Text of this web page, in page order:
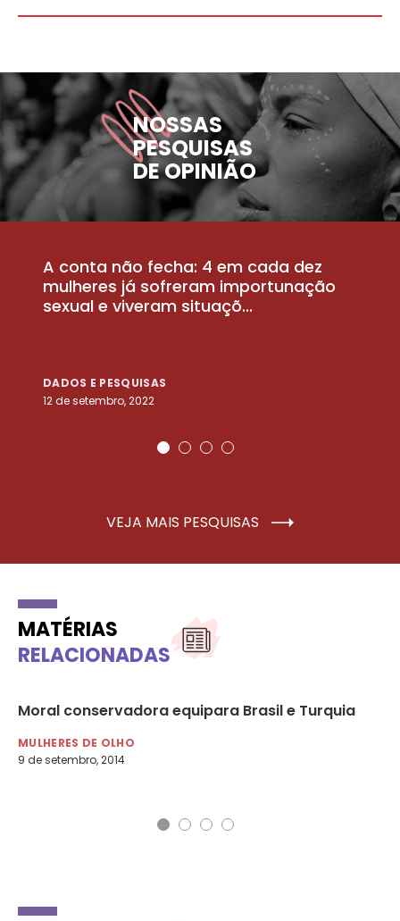
NOSSAS
PESQUISAS
DE OPINIÃO
A conta não fecha: 4 em cada dez
mulheres já sofreram importunação
sexual e viveram situaçõ...
DADOS E PESQUISAS
12 de setembro, 2022
VEJA MAIS PESQUISAS
MATÉRIAS
RELACIONADAS
Moral conservadora equipara Brasil e Turquia
MULHERES DE OLHO
9 de setembro, 2014